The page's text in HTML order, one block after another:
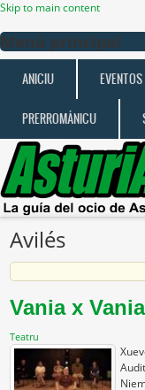
Skip to main content
Menú principal
ANICIU EVENTOS
PRERROMÁNICU
Avilés
Vania x
Teatru